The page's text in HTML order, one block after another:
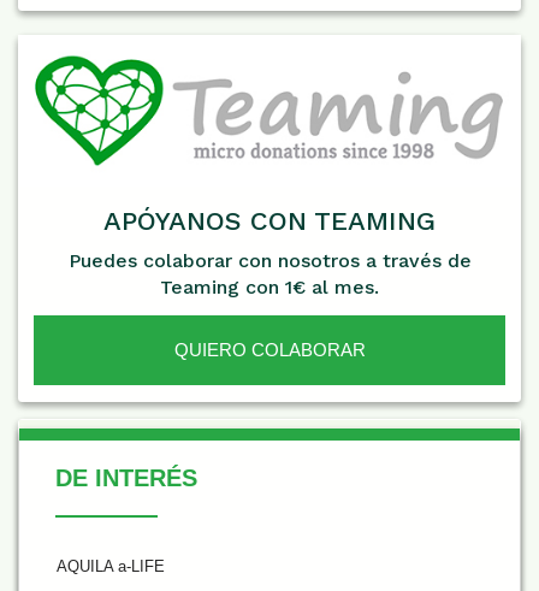
APÓYANOS CON TEAMING
Puedes colaborar con nosotros a través de
Teaming con 1€ al mes.
QUIERO COLABORAR
De Interés
DE INTERÉS
AQUILA a-LIFE